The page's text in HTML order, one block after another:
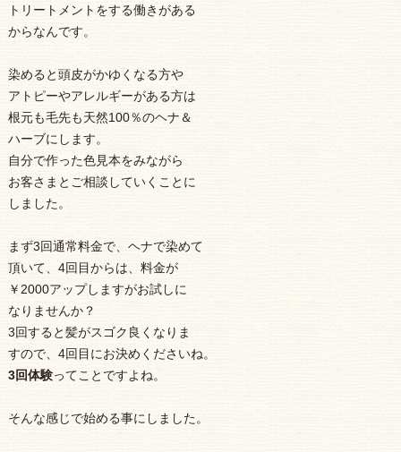
トリートメントをする働きがある
からなんです。
染めると頭皮がかゆくなる方や
アトピーやアレルギーがある方は
根元も毛先も天然100％のヘナ＆
ハーブにします。
自分で作った色見本をみながら
お客さまとご相談していくことに
しました。
まず3回通常料金で、ヘナで染めて
頂いて、4回目からは、料金が
￥2000アップしますがお試しに
なりませんか？
3回すると髪がスゴク良くなりま
すので、4回目にお決めくださいね。
3回体験ってことですよね。
そんな感じで始める事にしました。